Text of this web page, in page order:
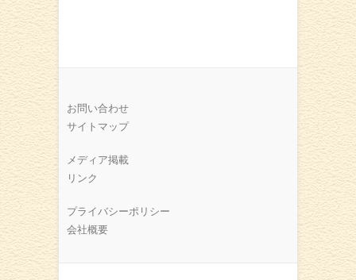
お問い合わせ
サイトマップ
メディア掲載
リンク
プライバシーポリシー
会社概要